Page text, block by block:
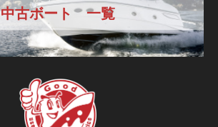
中古ボート 一覧